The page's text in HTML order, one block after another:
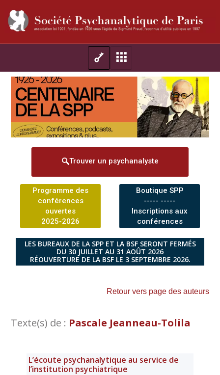
Trouver un psychanalyste
Programme des
conférences
ouvertes
2025-2026
Boutique SPP
----- -----
Inscriptions aux
conférences
LES BUREAUX DE LA SPP ET LA BSF SERONT FERMÉS
DU 30 JUILLET AU 31 AOÛT 2026
RÉOUVERTURE DE LA BSF LE 3 SEPTEMBRE 2026.
Retour vers page des auteurs
Texte(s) de : Pascale Jeanneau-Tolila
L’écoute psychanalytique au service de
l’institution psychiatrique